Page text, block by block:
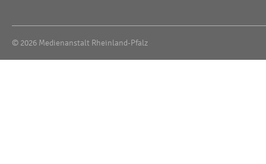
© 2026 Medienanstalt Rheinland-Pfalz